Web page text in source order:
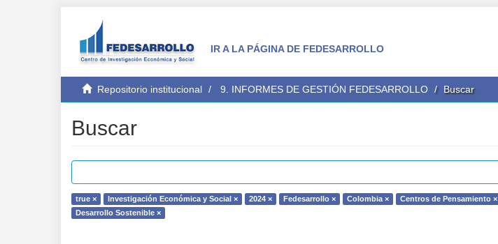
IR A LA PÁGINA DE FEDESARROLLO
Repositorio institucional 9. INFORMES DE GESTIÓN FEDESARROLLO Buscar
Buscar
true × Investigación Económica y Social × 2024 × Fedesarrollo × Colombia × Centros de Pensamiento ×
Desarrollo Sostenible ×